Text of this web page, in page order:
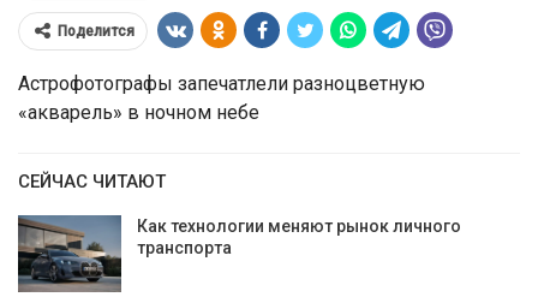
Поделится
Астрофотографы запечатлели разноцветную
«акварель» в ночном небе
СЕЙЧАС ЧИТАЮТ
Как технологии меняют рынок личного
транспорта